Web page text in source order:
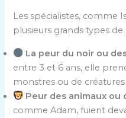
Les spécialistes, comme
plusieurs grands types de
La peur du noir ou
entre 3 et 6 ans, elle
monstres ou de créatures
Peur des animaux ou
comme Adam, fuient